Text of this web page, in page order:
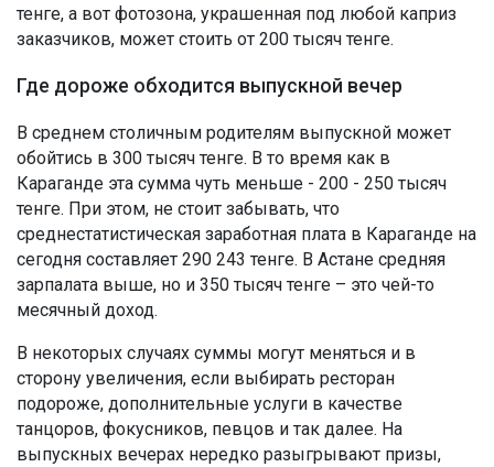
тенге, а вот фотозона, украшенная под любой каприз
заказчиков, может стоить от 200 тысяч тенге.
Где дороже обходится выпускной вечер
В среднем столичным родителям выпускной может
обойтись в 300 тысяч тенге. В то время как в
Караганде эта сумма чуть меньше - 200 - 250 тысяч
тенге. При этом, не стоит забывать, что
среднестатистическая заработная плата в Караганде на
сегодня составляет 290 243 тенге. В Астане средняя
зарпалата выше, но и 350 тысяч тенге – это чей-то
месячный доход.
В некоторых случаях суммы могут меняться и в
сторону увеличения, если выбирать ресторан
подороже, дополнительные услуги в качестве
танцоров, фокусников, певцов и так далее. На
выпускных вечерах нередко разыгрывают призы,